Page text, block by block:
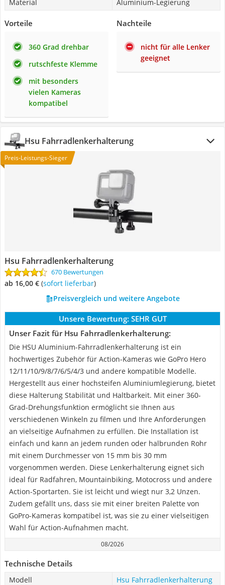
Material Aluminium-Legierung
Vorteile
360 Grad drehbar
rutschfeste Klemme
mit besonders
vielen Kameras
kompatibel
Nachteile
nicht für alle Lenker
geeignet
Hsu Fahrradlenkerhalterung
Preis-Leistungs-Sieger
Hsu Fahrradlenkerhalterung
670 Bewertungen
ab 16,00 € ( Sofort lieferbar)
Preisvergleich und weitere Angebote
Unsere Bewertung: SEHR GUT
Unser Fazit für Hsu Fahrradlenkerhalterung:
Die HSU Aluminium-Fahrradlenkerhalterung ist ein
hochwertiges Zubehör für Action-Kameras wie GoPro Hero
12/11/10/9/8/7/6/5/4/3 und andere kompatible Modelle.
Hergestellt aus einer hochsteifen Aluminiumlegierung, bietet
diese Halterung Stabilität und Haltbarkeit. Mit einer 360-
Grad-Drehungsfunktion ermöglicht sie Ihnen aus
verschiedenen Winkeln zu filmen und Ihre Anforderungen
an vielseitige Aufnahmen zu erfüllen. Die Installation ist
einfach und kann an jedem runden oder halbrunden Rohr
mit einem Durchmesser von 15 mm bis 30 mm
vorgenommen werden. Diese Lenkerhalterung eignet sich
ideal für Radfahren, Mountainbiking, Motocross und andere
Action-Sportarten. Sie ist leicht und wiegt nur 3,2 Unzen.
Zudem gefällt uns, dass sie mit einer breiten Palette von
GoPro-Kameras kompatibel ist, was sie zu einer vielseitigen
Wahl für Action-Aufnahmen macht.
08/2026
Technische Details
Modell
Hsu Fahrradlenkerhalterung